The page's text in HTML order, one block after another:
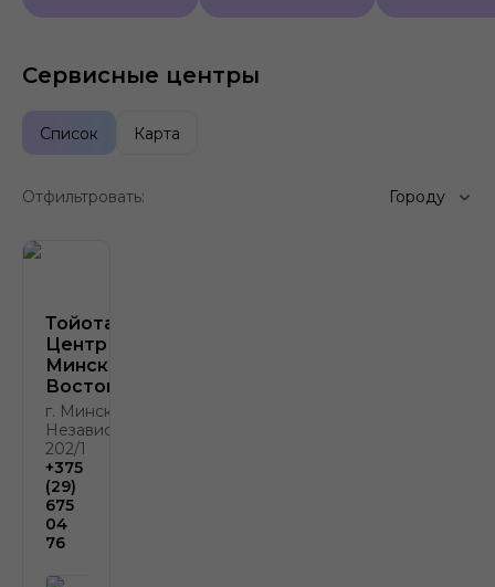
Сервисные центры
Список Карта
Отфильтровать: Городу
Тойота
Центр
Минск
Восток
г. Минск, пр.
Независимости,
202/1
+375
(29)
675
04
76